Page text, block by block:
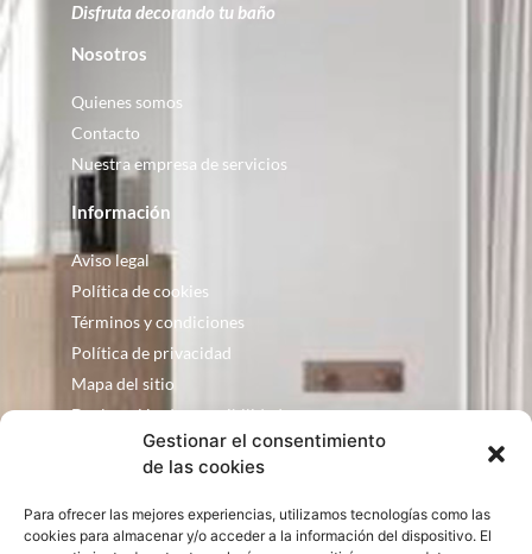
Gestionar el consentimiento
de las cookies
Para ofrecer las mejores experiencias, utilizamos tecnologías como las
cookies para almacenar y/o acceder a la información del dispositivo. El
Disfruta decorando tu baño
Nosotros
Quienes somos
Contacto
Nuestra empresa de servicios
Información
Aviso legal
Política de cookies
Términos y condiciones
Política de privacidad
Mapa del sitio
Declaración de accesibilidad
Contacto
Fontanería Baquero
C/ Justo Zoco, 36 Ejea de los Caballeros